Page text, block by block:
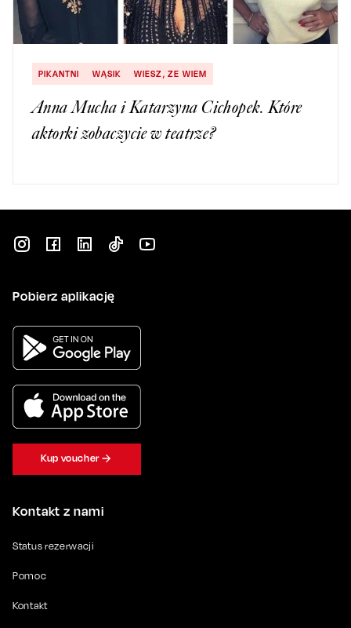
PIKANTNI WĄSIK WIESZ, ZE WIEM
Anna Mucha i Katarzyna Cichopek. Które
aktorki zobaczycie w teatrze?
Kontakt z nami
Status rezerwacji
Pomoc
Kontakt
Pobierz aplikację
Kup voucher